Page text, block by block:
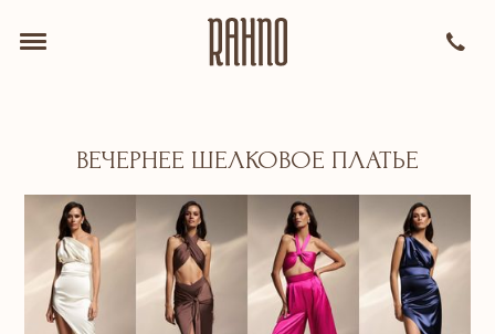
ВЕЧЕРНЕЕ ШЕЛКОВОЕ ПЛАТЬЕ